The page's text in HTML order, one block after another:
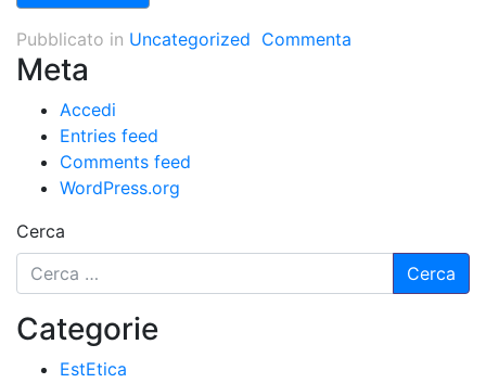
Pubblicato in Uncategorized Commenta
Meta
Accedi
Entries feed
Comments feed
WordPress.org
Cerca
Categorie
EstEtica